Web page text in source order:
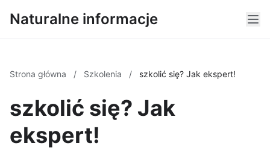
Naturalne informacje
Strona główna / Szkolenia / szkolić się? Jak ekspert!
szkolić się? Jak
ekspert!